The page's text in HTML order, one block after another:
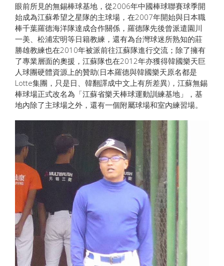
眼前所見的無錫棒球基地，從2006年中國棒球聯賽球季開
始成為江蘇希望之星隊的主球場，在2007年開始與日本職
棒千葉羅德海洋隊達成合作關係，羅德隊先後曾派遣園川
一美、松浦宏明等日籍教練，還有為台灣球迷所熟知的莊
勝雄教練也在2010年被派前往江蘇隊進行交流；除了擁有
了專業層面的奧援，江蘇隊也在2012年亦獲得韓國樂天巨
人球團硬體資源上的贊助(日本羅德與韓國樂天原名都是
Lotte集團，只是日、韓翻譯成中文上有所差異)，江蘇無錫
棒球場正式改名為「江蘇省樂天棒球運動訓練基地」，基
地內除了主球場之外，還有一個附屬球場和室內練習場。